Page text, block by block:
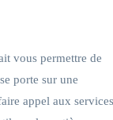
vous permettre de
porte sur une
appel aux services